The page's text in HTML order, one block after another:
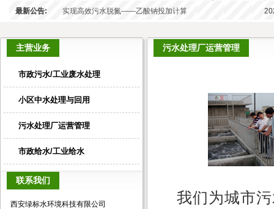
最新公告: 实现高效污水脱氮——乙酸钠投加计算
主营业务
市政污水/工业废水处理
小区中水处理与回用
污水处理厂运营管理
市政给水/工业给水
联系我们
西安绿标水环境科技有限公司
污水处理厂运营管理
我们为城市